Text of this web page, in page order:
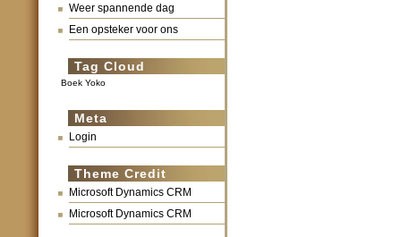
Weer spannende dag
Een opsteker voor ons
Tag Cloud
Boek Yoko
Meta
Login
Theme Credit
Microsoft Dynamics CRM
Microsoft Dynamics CRM